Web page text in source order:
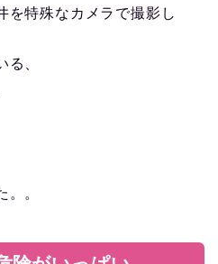
を特殊なカメラで撮影し
る、
。。